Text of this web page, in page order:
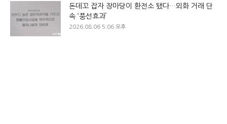
돈데꼬 잡자 장마당이 환전소 됐다…외화 거래 단
속 ‘풍선효과’
2026.08.06 5:06 오후